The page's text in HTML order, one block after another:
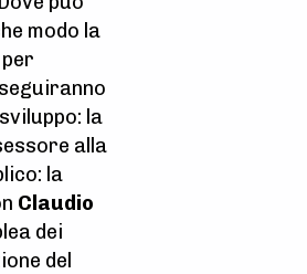
modo la
la
alla
la
Claudio
dei
del